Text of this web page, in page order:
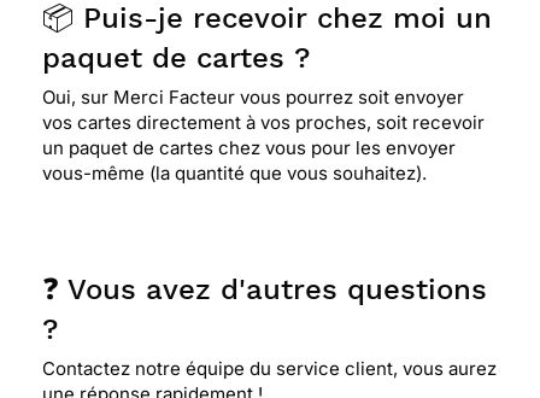
📦 Puis-je recevoir chez moi un
paquet de cartes ?
Oui, sur Merci Facteur vous pourrez soit envoyer
vos cartes directement à vos proches, soit recevoir
un paquet de cartes chez vous pour les envoyer
vous-même (la quantité que vous souhaitez).
❓ Vous avez d'autres questions
?
Contactez notre équipe du service client, vous aurez